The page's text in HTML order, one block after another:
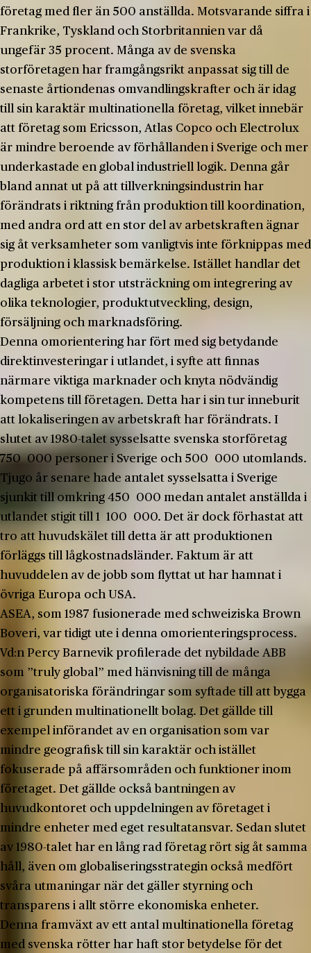
företag med fler än 500 anställda. Motsvarande siffra i
Frankrike, Tyskland och Storbritannien var då
ungefär 35 procent. Många av de svenska
storföretagen har framgångsrikt anpassat sig till de
senaste årtiondenas omvandlingskrafter och är idag
till sin karaktär multinationella företag, vilket innebär
att företag som Ericsson, Atlas Copco och Electrolux
är mindre beroende av förhållanden i Sverige och mer
underkastade en global industriell logik. Denna går
bland annat ut på att tillverkningsindustrin har
förändrats i riktning från produktion till koordination,
med andra ord att en stor del av arbetskraften ägnar
sig åt verksamheter som vanligtvis inte förknippas med
produktion i klassisk bemärkelse. Istället handlar det
dagliga arbetet i stor utsträckning om integrering av
olika teknologier, produktutveckling, design,
försäljning och marknadsföring.
Denna omorientering har fört med sig betydande
direktinvesteringar i utlandet, i syfte att finnas
närmare viktiga marknader och knyta nödvändig
kompetens till företagen. Detta har i sin tur inneburit
att lokaliseringen av arbetskraft har förändrats. I
slutet av 1980-talet sysselsatte svenska storföretag
750 000 personer i Sverige och 500 000 utomlands.
Tjugo år senare hade antalet sysselsatta i Sverige
sjunkit till omkring 450 000 medan antalet anställda i
utlandet stigit till 1 100 000. Det är dock förhastat att
tro att huvudskälet till detta är att produktionen
förläggs till lågkostnadsländer. Faktum är att
huvuddelen av de jobb som flyttat ut har hamnat i
övriga Europa och USA.
ASEA, som 1987 fusionerade med schweiziska Brown
Boveri, var tidigt ute i denna omorienteringsprocess.
Vd:n Percy Barnevik profilerade det nybildade ABB
som ”truly global” med hänvisning till de många
organisatoriska förändringar som syftade till att bygga
ett i grunden multinationellt bolag. Det gällde till
exempel införandet av en organisation som var
mindre geografisk till sin karaktär och istället
fokuserade på affärsområden och funktioner inom
företaget. Det gällde också bantningen av
huvudkontoret och uppdelningen av företaget i
mindre enheter med eget resultatansvar. Sedan slutet
av 1980-talet har en lång rad företag rört sig åt samma
håll, även om globaliseringsstrategin också medfört
svåra utmaningar när det gäller styrning och
transparens i allt större ekonomiska enheter.
Denna framväxt av ett antal multinationella företag
med svenska rötter har haft stor betydelse för det